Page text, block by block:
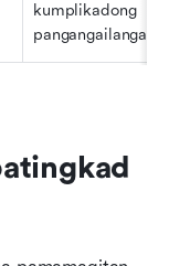
kumplikadong
pangangailangan